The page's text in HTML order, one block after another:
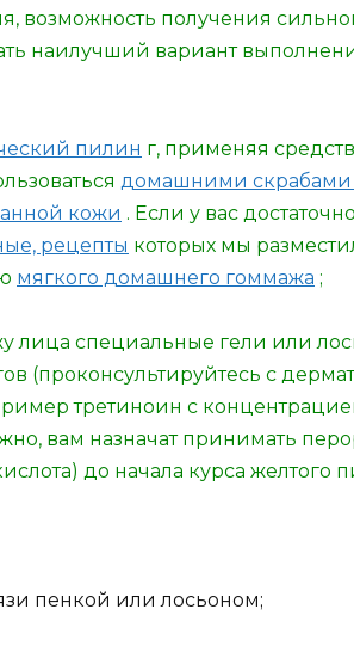
получения
наилучший вариант
пилин г, применяя
домашними скрабами
кожи . Если у вас достаточно
рецепты которых мы
мягкого домашнего гоммажа ;
лица специальные гели или
(проконсультируйтесь с
третиноин с
вам назначат принимать
до начала курса желтого
пенкой или лосьоном;